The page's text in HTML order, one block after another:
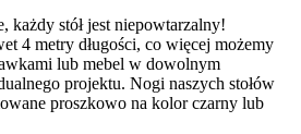
każdy stół jest niepowtarzalny!
4 metry długości, co więcej możemy
lub mebel w dowolnym
projektu. Nogi naszych stołów
proszkowo na kolor czarny lub